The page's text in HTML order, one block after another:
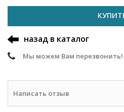
назад в каталог
Мы можем Вам перезвонить!
Написать отзыв